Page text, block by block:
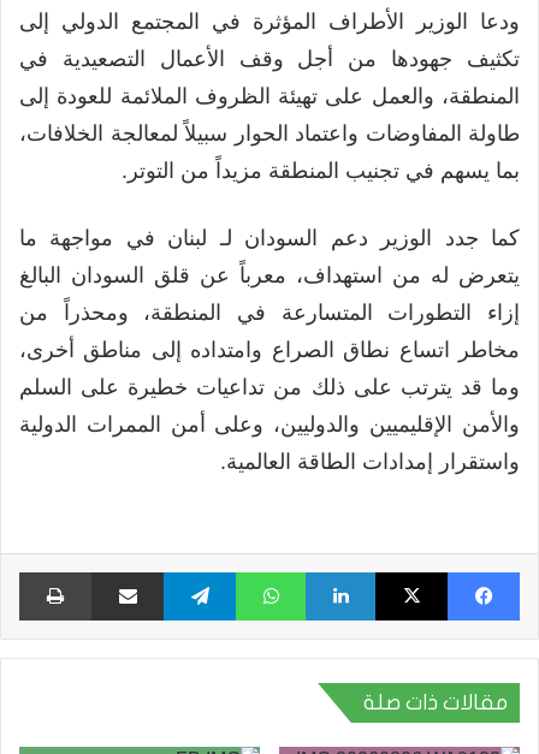
ودعا الوزير الأطراف المؤثرة في المجتمع الدولي إلى
تكثيف جهودها من أجل وقف الأعمال التصعيدية في
المنطقة، والعمل على تهيئة الظروف الملائمة للعودة إلى
طاولة المفاوضات واعتماد الحوار سبيلاً لمعالجة الخلافات،
بما يسهم في تجنيب المنطقة مزيداً من التوتر.
كما جدد الوزير دعم السودان لـ لبنان في مواجهة ما
يتعرض له من استهداف، معرباً عن قلق السودان البالغ
إزاء التطورات المتسارعة في المنطقة، ومحذراً من
مخاطر اتساع نطاق الصراع وامتداده إلى مناطق أخرى،
وما قد يترتب على ذلك من تداعيات خطيرة على السلم
والأمن الإقليميين والدوليين، وعلى أمن الممرات الدولية
واستقرار إمدادات الطاقة العالمية.
فيسبوك X لينكدإن واتساب تيلقرام مشاركة عبر البريد
مقالات ذات صلة